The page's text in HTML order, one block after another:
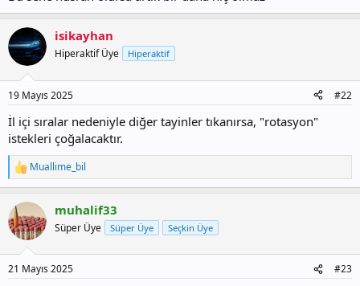
isikayhan
Hiperaktif Üye Hiperaktif
19 Mayıs 2025 #22
İl içi sıralar nedeniyle diğer tayinler tıkanırsa, "rotasyon"
istekleri çoğalacaktır.
T
e
k
i
l
Muallime_bil
muhalif33
Süper Üye Süper Üye Seçkin Üye
21 Mayıs 2025 #23